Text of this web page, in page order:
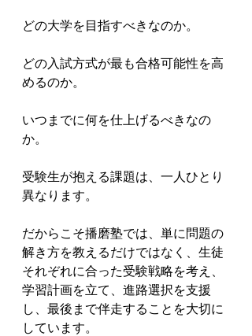
どの大学を目指すべきなのか。
どの入試方式が最も合格可能性を高
めるのか。
いつまでに何を仕上げるべきなの
か。
受験生が抱える課題は、一人ひとり
異なります。
だからこそ播磨塾では、単に問題の
解き方を教えるだけではなく、生徒
それぞれに合った受験戦略を考え、
学習計画を立て、進路選択を支援
し、最後まで伴走することを大切に
しています。